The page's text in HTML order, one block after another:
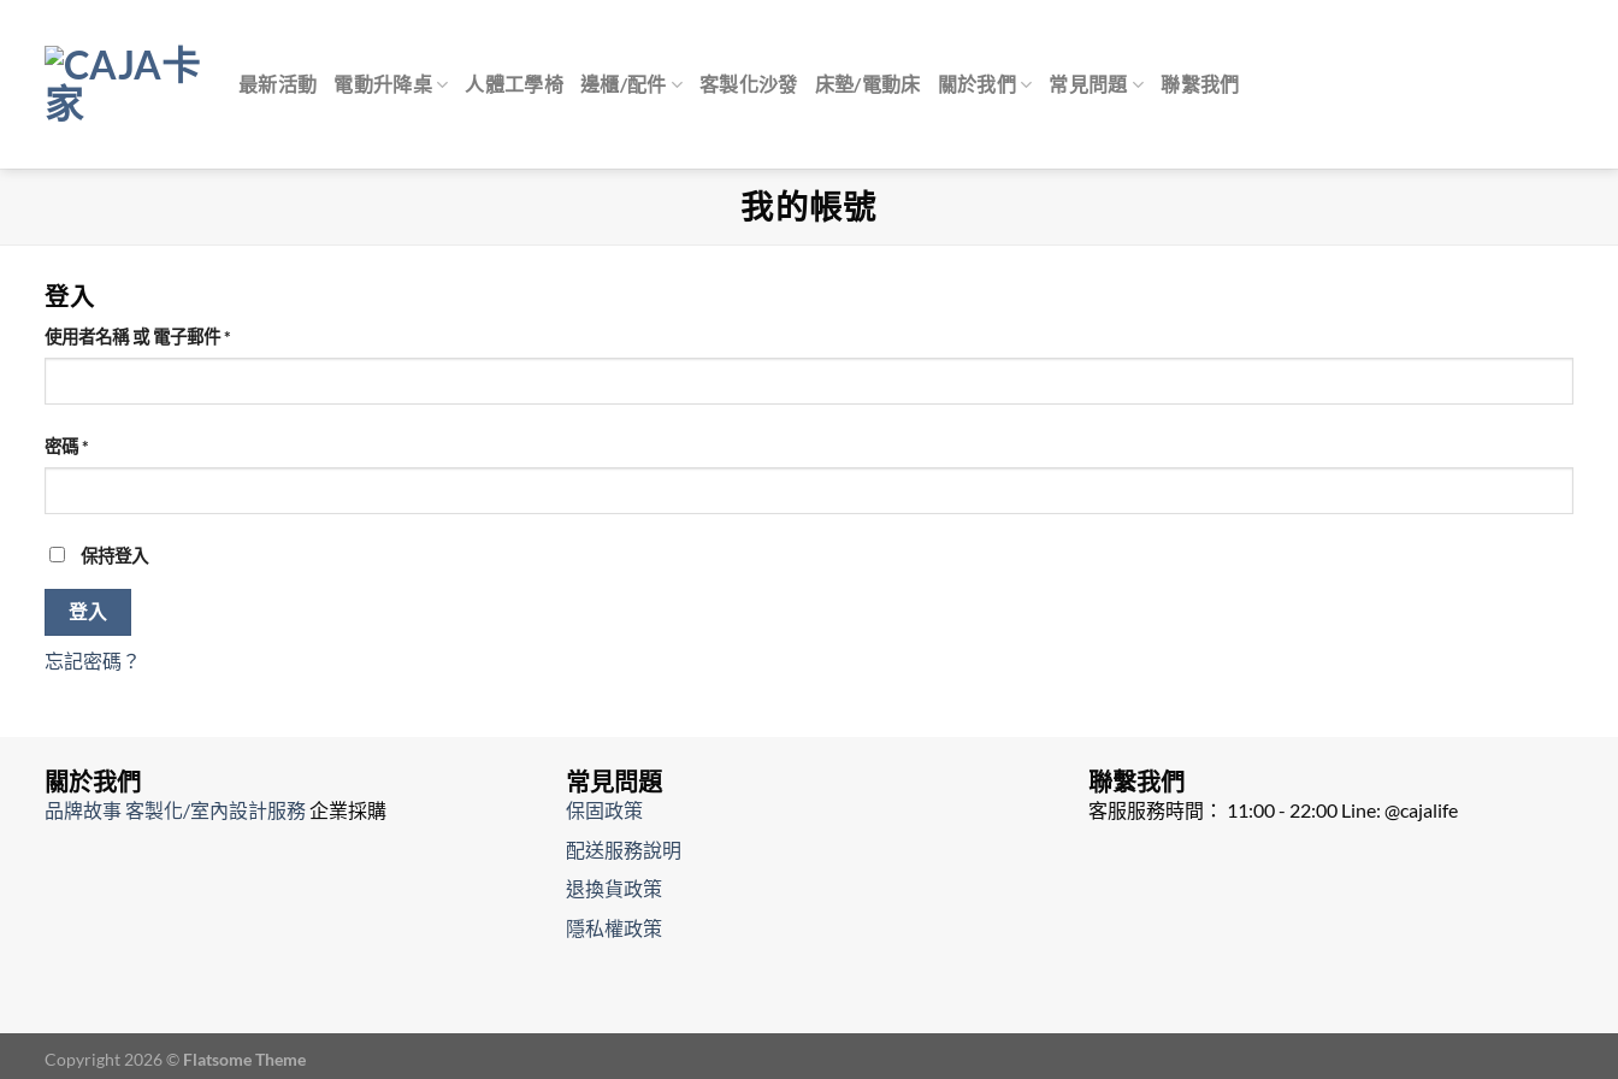
最新活動 電動升降桌 人體工學椅 邊櫃/配件 客製化沙發 床墊/電動床 關於我們 常見問題 聯繫我們
我的帳號
登入
使用者名稱 或 電子郵件*
填
密碼*
填
保持登入
登入
忘記密碼？
關於我們
品牌故事客製化/室內設計服務企業採購
常見問題
保固政策
配送服務說明
退換貨政策
隱私權政策
聯繫我們
客服服務時間： 11:00 - 22:00 Line: @cajalife
Copyright 2026 © Flatsome Theme